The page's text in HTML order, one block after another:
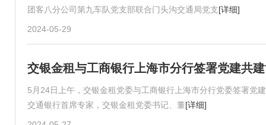
团客八分公司第九车队党支部联合门头沟交通局党支[详细]
2024-05-29
交银金租与工商银行上海市分行签署党建共
5月24日上午，交银金租党委与工商银行上海市分行党委签署党
交通银行首席专家，交银金租党委书记、董[详细]